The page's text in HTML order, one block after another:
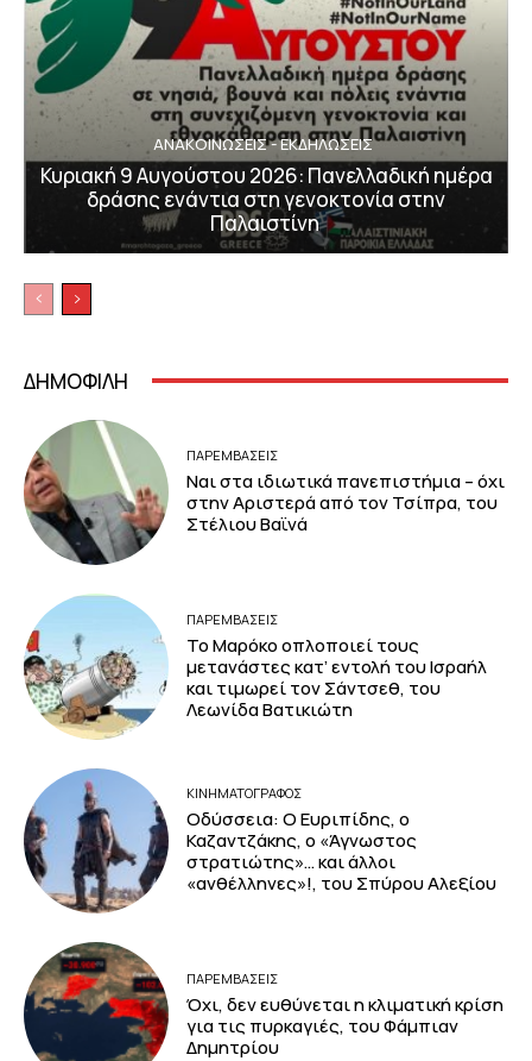
ΑΝΑΚΟΙΝΩΣΕΙΣ - ΕΚΔΗΛΩΣΕΙΣ
Κυριακή 9 Αυγούστου 2026: Πανελλαδική ημέρα
δράσης ενάντια στη γενοκτονία στην
Παλαιστίνη
ΔΗΜΟΦΙΛΗ
ΠΑΡΕΜΒΑΣΕΙΣ
Ναι στα ιδιωτικά πανεπιστήμια – όχι
στην Αριστερά από τον Τσίπρα, του
Στέλιου Βαϊνά
ΠΑΡΕΜΒΑΣΕΙΣ
Το Μαρόκο οπλοποιεί τους
μετανάστες κατ’ εντολή του Ισραήλ
και τιμωρεί τον Σάντσεθ, του
Λεωνίδα Βατικιώτη
ΚΙΝΗΜΑΤΟΓΡΆΦΟΣ
Οδύσσεια: Ο Ευριπίδης, ο
Καζαντζάκης, ο «Άγνωστος
στρατιώτης»… και άλλοι
«ανθέλληνες»!, του Σπύρου Αλεξίου
ΠΑΡΕΜΒΑΣΕΙΣ
Όχι, δεν ευθύνεται η κλιματική κρίση
για τις πυρκαγιές, του Φάμπιαν
Δημητρίου